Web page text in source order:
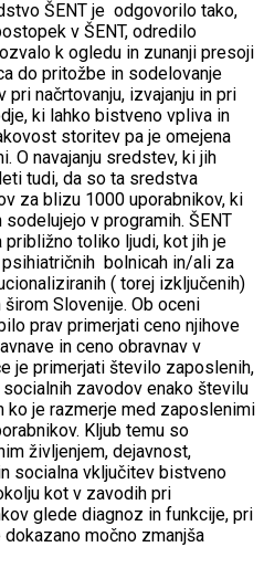
ŠENT je odgovorilo tako,
v ŠENT, odredilo
k ogledu in zunanji presoji
do pritožbe in sodelovanje
načrtovanju, izvajanju in pri
ki lahko bistveno vpliva in
storitev pa je omejena
O navajanju sredstev, ki jih
tudi, da so ta sredstva
za blizu 1000 uporabnikov, ki
v programih. ŠENT
približno toliko ljudi, kot jih je
bolnicah in/ali za
( torej izključenih)
Slovenije. Ob oceni
prav primerjati ceno njihove
in ceno obravnav v
je primerjati število zaposlenih,
zavodov enako številu
ko je razmerje med zaposlenimi
Kljub temu so
življenjem, dejavnost,
socialna vključitev bistveno
kot v zavodih pri
glede diagnoz in funkcije, pri
močno zmanjša